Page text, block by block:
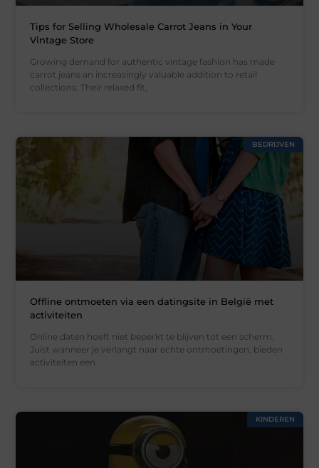
Tips for Selling Wholesale Carrot Jeans in Your
Vintage Store
Growing demand for authentic vintage fashion has made
carrot jeans an increasingly valuable addition to retail
collections. Their relaxed fit,
BEDRIJVEN
Offline ontmoeten via een datingsite in België met
activiteiten
Online daten hoeft niet beperkt te blijven tot een scherm.
Juist wanneer je verlangt naar echte ontmoetingen, bieden
activiteiten een
KINDEREN